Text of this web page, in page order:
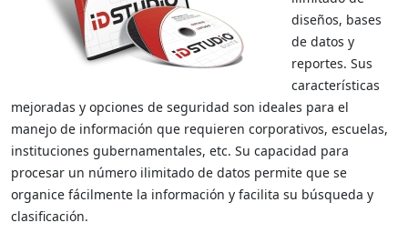
diseños, bases
de datos y
reportes. Sus
características
mejoradas y opciones de seguridad son ideales para el
manejo de información que requieren corporativos, escuelas,
instituciones gubernamentales, etc. Su capacidad para
procesar un número ilimitado de datos permite que se
organice fácilmente la información y facilita su búsqueda y
clasificación.